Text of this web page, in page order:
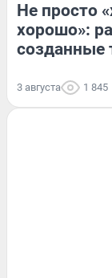
Не просто
хорошо»:
созданные
3 августа 1 845